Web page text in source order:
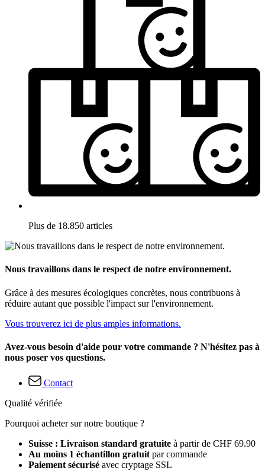
Plus de 18.850 articles
Nous travaillons dans le respect de notre environnement.
Grâce à des mesures écologiques concrètes, nous contribuons à
réduire autant que possible l'impact sur l'environnement.
Vous trouverez ici de plus amples informations.
Avez-vous besoin d'aide pour votre commande ? N'hésitez pas à
nous poser vos questions.
Contact
Qualité vérifiée
Pourquoi acheter sur notre boutique ?
Suisse : Livraison standard gratuite à partir de CHF 69.90
Au moins 1 échantillon gratuit par commande
Paiement sécurisé avec cryptage SSL